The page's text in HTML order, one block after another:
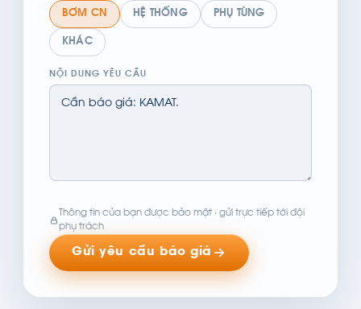
BƠM CN HỆ THỐNG PHỤ TÙNG
KHÁC
NỘI DUNG YÊU CẦU
Thông tin của bạn được bảo mật · gửi trực tiếp tới đội
phụ trách
Gửi yêu cầu báo giá